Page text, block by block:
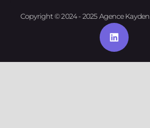
Copyright © 2024 - 2025 Agence Kayden